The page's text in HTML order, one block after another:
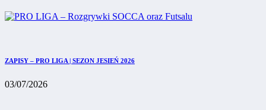
ZAPISY – PRO LIGA | SEZON JESIEŃ 2026
03/07/2026